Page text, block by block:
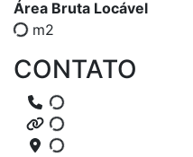
Área Bruta Locável
m2
CONTATO